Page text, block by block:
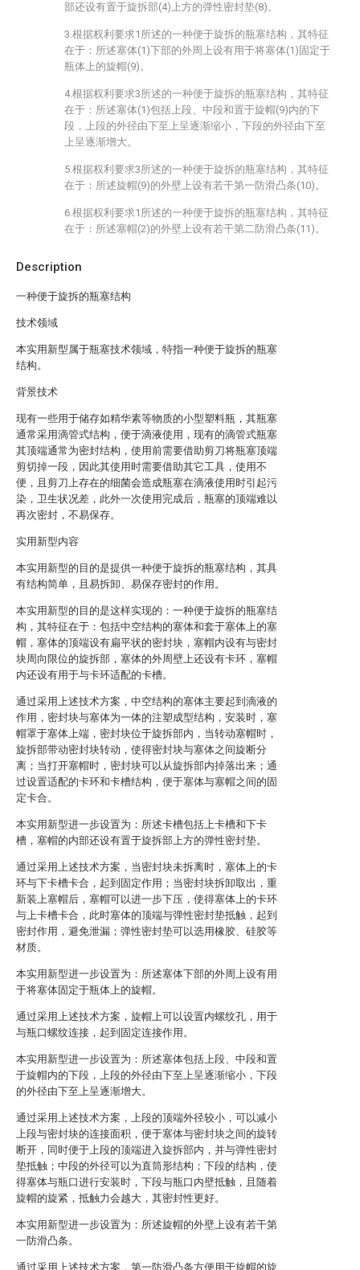
Description
一种便于旋拆的瓶塞结构
技术领域
本实用新型属于瓶塞技术领域，特指一种便于旋拆的瓶塞
结构。
背景技术
现有一些用于储存如精华素等物质的小型塑料瓶，其瓶塞
通常采用滴管式结构，便于滴液使用，现有的滴管式瓶塞
其顶端通常为密封结构，使用前需要借助剪刀将瓶塞顶端
剪切掉一段，因此其使用时需要借助其它工具，使用不
便，且剪刀上存在的细菌会造成瓶塞在滴液使用时引起污
染，卫生状况差，此外一次使用完成后，瓶塞的顶端难以
再次密封，不易保存。
实用新型内容
本实用新型的目的是提供一种便于旋拆的瓶塞结构，其具
有结构简单，且易拆卸、易保存密封的作用。
本实用新型的目的是这样实现的：一种便于旋拆的瓶塞结
构，其特征在于：包括中空结构的塞体和套于塞体上的塞
帽，塞体的顶端设有扁平状的密封块，塞帽内设有与密封
块周向限位的旋拆部，塞体的外周壁上还设有卡环，塞帽
内还设有用于与卡环适配的卡槽。
通过采用上述技术方案，中空结构的塞体主要起到滴液的
作用，密封块与塞体为一体的注塑成型结构，安装时，塞
帽罩于塞体上端，密封块位于旋拆部内，当转动塞帽时，
旋拆部带动密封块转动，使得密封块与塞体之间旋断分
离；当打开塞帽时，密封块可以从旋拆部内掉落出来；通
过设置适配的卡环和卡槽结构，便于塞体与塞帽之间的固
定卡合。
本实用新型进一步设置为：所述卡槽包括上卡槽和下卡
槽，塞帽的内部还设有置于旋拆部上方的弹性密封垫。
通过采用上述技术方案，当密封块未拆离时，塞体上的卡
环与下卡槽卡合，起到固定作用；当密封块拆卸取出，重
新装上塞帽后，塞帽可以进一步下压，使得塞体上的卡环
与上卡槽卡合，此时塞体的顶端与弹性密封垫抵触，起到
密封作用，避免泄漏；弹性密封垫可以选用橡胶、硅胶等
材质。
本实用新型进一步设置为：所述塞体下部的外周上设有用
于将塞体固定于瓶体上的旋帽。
通过采用上述技术方案，旋帽上可以设置内螺纹孔，用于
与瓶口螺纹连接，起到固定连接作用。
本实用新型进一步设置为：所述塞体包括上段、中段和置
于旋帽内的下段，上段的外径由下至上呈逐渐缩小，下段
的外径由下至上呈逐渐增大。
通过采用上述技术方案，上段的顶端外径较小，可以减小
上段与密封块的连接面积，便于塞体与密封块之间的旋转
断开，同时便于上段的顶端进入旋拆部内，并与弹性密封
垫抵触；中段的外径可以为直筒形结构；下段的结构，使
得塞体与瓶口进行安装时，下段与瓶口内壁抵触，且随着
旋帽的旋紧，抵触力会越大，其密封性更好。
本实用新型进一步设置为：所述旋帽的外壁上设有若干第
一防滑凸条。
通过采用上述技术方案，第一防滑凸条方便用于旋帽的旋
部还设有置于旋拆部(4)上方的弹性密封垫(8)。
3.根据权利要求1所述的一种便于旋拆的瓶塞结构，其特征
在于：所述塞体(1)下部的外周上设有用于将塞体(1)固定于
瓶体上的旋帽(9)。
4.根据权利要求3所述的一种便于旋拆的瓶塞结构，其特征
在于：所述塞体(1)包括上段、中段和置于旋帽(9)内的下
段，上段的外径由下至上呈逐渐缩小，下段的外径由下至
上呈逐渐增大。
5.根据权利要求3所述的一种便于旋拆的瓶塞结构，其特征
在于：所述旋帽(9)的外壁上设有若干第一防滑凸条(10)。
6.根据权利要求1所述的一种便于旋拆的瓶塞结构，其特征
在于：所述塞帽(2)的外壁上设有若干第二防滑凸条(11)。